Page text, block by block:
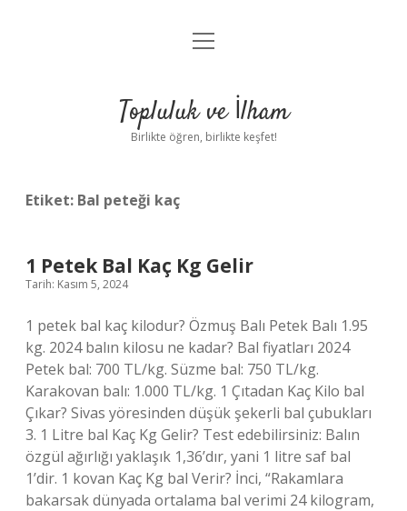
Anasayfa
Yasal Uyarı
menüyü
Topluluk ve İlham
Birlikte öğren, birlikte keşfet!
Etiket: Bal peteği kaç
1 Petek Bal Kaç Kg Gelir
Tarih: Kasım 5, 2024
1 petek bal kaç kilodur? Özmuş Balı Petek Balı 1.95
kg. 2024 balın kilosu ne kadar? Bal fiyatları 2024
Petek bal: 700 TL/kg. Süzme bal: 750 TL/kg.
Karakovan balı: 1.000 TL/kg. 1 Çıtadan Kaç Kilo bal
Çıkar? Sivas yöresinden düşük şekerli bal çubukları
3. 1 Litre bal Kaç Kg Gelir? Test edebilirsiniz: Balın
özgül ağırlığı yaklaşık 1,36’dır, yani 1 litre saf bal
1’dir. 1 kovan Kaç Kg bal Verir? İnci, “Rakamlara
bakarsak dünyada ortalama bal verimi 24 kilogram,